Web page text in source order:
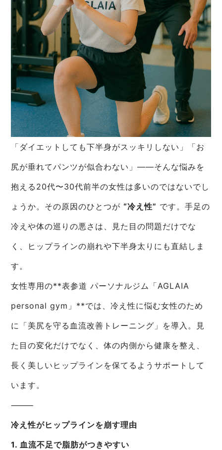
「ダイエットしても下半身がスッキリしない」「お
尻が垂れてパンツが似合わない」――そんな悩みを
抱える20代〜30代前半の女性は多いのではないでし
ょうか。その原因のひとつが“冷え性” です。手足の
冷えや体の巡りの悪さは、見た目の問題だけでな
く、ヒップラインの崩れや下半身太りにも直結しま
す。
女性専用の**表参道 パーソナルジム「AGLAIA
personal gym」**では、冷え性に悩む女性のため
に「美尻を守る血流改善トレーニング」を導入。見
た目の変化だけでなく、体の内側から健康を整え、
長く美しいヒップラインを保てるようサポートして
います。
⸻
冷え性がヒップラインを崩す理由
1. 血流不足で脂肪がつきやすい